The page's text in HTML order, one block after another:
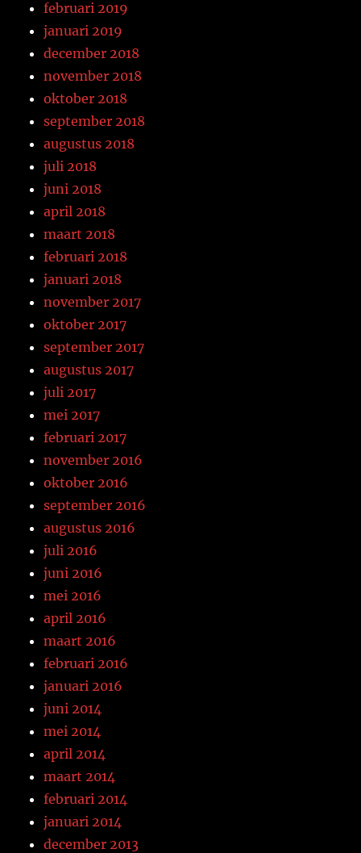
februari 2019
januari 2019
december 2018
november 2018
oktober 2018
september 2018
augustus 2018
juli 2018
juni 2018
april 2018
maart 2018
februari 2018
januari 2018
november 2017
oktober 2017
september 2017
augustus 2017
juli 2017
mei 2017
februari 2017
november 2016
oktober 2016
september 2016
augustus 2016
juli 2016
juni 2016
mei 2016
april 2016
maart 2016
februari 2016
januari 2016
juni 2014
mei 2014
april 2014
maart 2014
februari 2014
januari 2014
december 2013